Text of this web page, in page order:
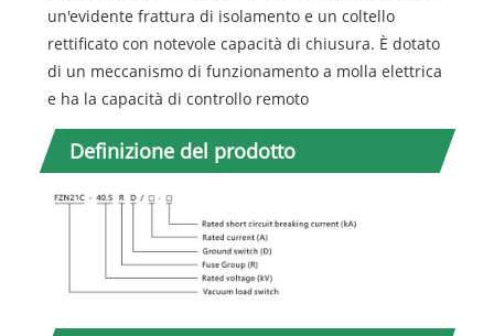
un'evidente frattura di isolamento e un coltello
rettificato con notevole capacità di chiusura. È dotato
di un meccanismo di funzionamento a molla elettrica
e ha la capacità di controllo remoto
Definizione del prodotto